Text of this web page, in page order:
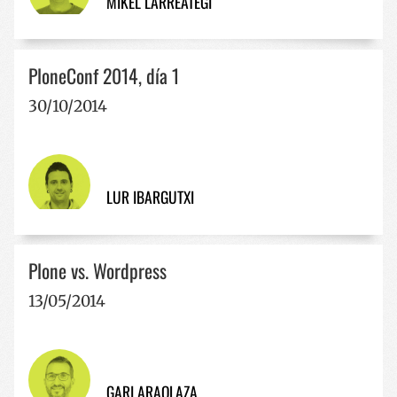
PloneConf 2014, día 1
30/10/2014
LUR IBARGUTXI
Plone vs. Wordpress
13/05/2014
GARI ARAOLAZA
VISITOR_PRIVACY_METADATA
5 meses